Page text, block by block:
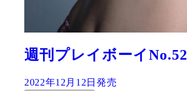
週刊プレイボーイNo.52
2022年12月12日発売